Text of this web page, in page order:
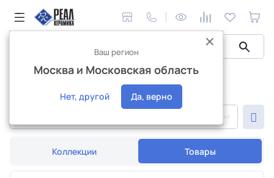
Керамическая плитка Плитка 41x41
Плитка 41x41
Коллекции Товары
Ваш регион
Москва и Московская область
Нет, другой Да, верно